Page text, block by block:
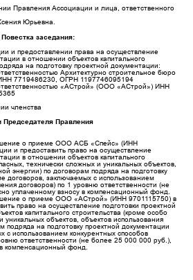
Правления Ассоциации и лица, ответственного
Юрьевна.
Повестка заседания:
и предоставлении права на осуществление
в отношении объектов капитального
на подготовку проектной документации:
Архитектурно строительное бюро
7719486230, ОГРН 1197746095194
«АСтрой» (ООО «АСтрой») ИНН
членства
Правления
о приеме ООО АСБ «Спейс» (ИНН
и предоставить право на осуществление
в отношении объектов капитального
технически сложных и уникальных объектов,
энергии) по договорам подряда на подготовку
договоров, заключаемых с использованием
договоров) по 1 уровню ответственности (не
уплаченному взносу в компенсационный фонд.
о приеме ООО «АСтрой» (ИНН 9701115750) в
право на осуществление подготовки проектной
капитального строительства (кроме особо
уникальных объектов, объектов использования
подряда на подготовку проектной документации
с использованием конкурентных способов
ответственности (не более 25 000 000 руб.),
компенсационный фонд.